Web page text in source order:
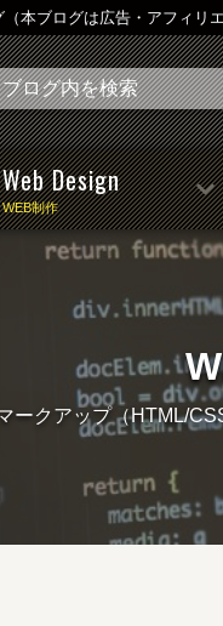
本ブログは広告・アフィリ
Web Design
WEB制作
ークアップ（HTML/